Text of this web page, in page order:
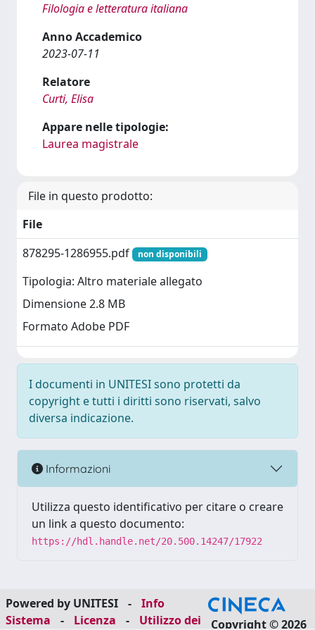
Filologia e letteratura italiana
Anno Accademico
2023-07-11
Relatore
Curti, Elisa
Appare nelle tipologie:
Laurea magistrale
File in questo prodotto:
File
878295-1286955.pdf
non disponibili
Tipologia: Altro materiale allegato
Dimensione 2.8 MB
Formato Adobe PDF
I documenti in UNITESI sono protetti da
copyright e tutti i diritti sono riservati, salvo
diversa indicazione.
Informazioni
Utilizza questo identificativo per citare o creare
un link a questo documento:
https://hdl.handle.net/20.500.14247/17922
Powered by UNITESI -
Info
Sistema
- Licenza -
Utilizzo dei
Copyright © 2026